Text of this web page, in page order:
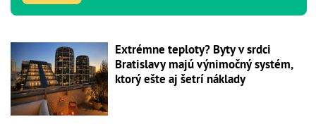
Extrémne teploty? Byty v srdci
Bratislavy majú výnimočný systém,
ktorý ešte aj šetrí náklady